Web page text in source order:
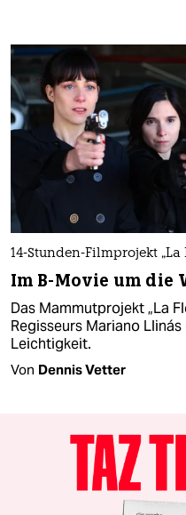
14-Stunden-Filmprojekt „La
Im B-Movie um die
Das Mammutprojekt „La
Regisseurs Mariano
Leichtigkeit.
Von Dennis Vetter